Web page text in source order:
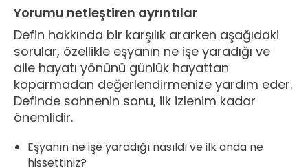
Yorumu netleştiren ayrıntılar
Defin hakkında bir karşılık ararken aşağıdaki
sorular, özellikle eşyanın ne işe yaradığı ve
aile hayatı yönünü günlük hayattan
koparmadan değerlendirmenize yardım eder.
Definde sahnenin sonu, ilk izlenim kadar
önemlidir.
Eşyanın ne işe yaradığı nasıldı ve ilk anda ne
hissettiniz?